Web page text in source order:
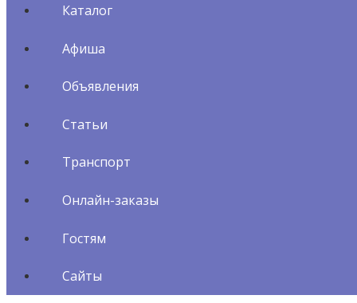
Каталог
Афиша
Объявления
Статьи
Транспорт
Онлайн-заказы
Гостям
Сайты